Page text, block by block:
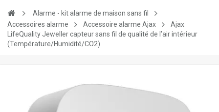
Alarme - kit alarme de maison sans fil
Accessoires alarme
Accessoire alarme Ajax
Ajax
LifeQuality Jeweller capteur sans fil de qualité de l’air intérieur
(Température/Humidité/CO2)